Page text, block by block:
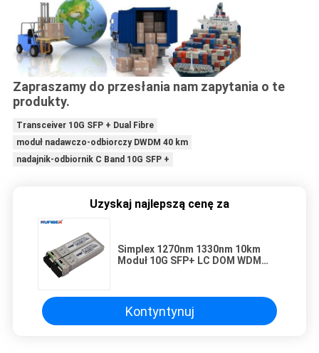
Zapraszamy do przesłania nam zapytania o te
produkty.
Transceiver 10G SFP + Dual Fibre
moduł nadawczo-odbiorczy DWDM 40 km
nadajnik-odbiornik C Band 10G SFP +
Uzyskaj najlepszą cenę za
Simplex 1270nm 1330nm 10km
Moduł 10G SFP+ LC DOM WDM
Kontyntynuj